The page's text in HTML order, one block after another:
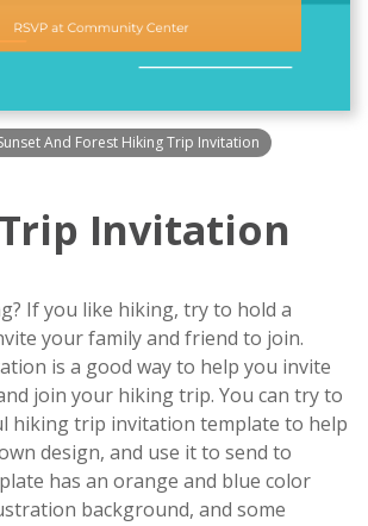
And Forest Hiking Trip Invitation
Invitation
If you like hiking, try to hold a
your family and friend to join.
is a good way to help you invite
join your hiking trip. You can try to
hiking trip invitation template to help
design, and use it to send to
has an orange and blue color
background, and some